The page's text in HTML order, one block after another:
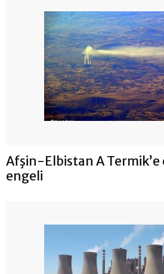
Afşin-Elbistan A
engeli